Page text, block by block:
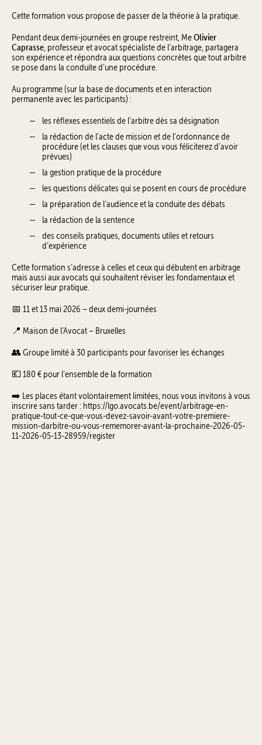
Cette formation vous propose de passer de la théorie à la pratique.
Pendant deux demi-journées en groupe restreint, MeOlivier
Caprasse , professeur et avocat spécialiste de l’arbitrage, partagera
son expérience et répondra aux questions concrètes que tout arbitre
se pose dans la conduite d’une procédure.
Au programme (sur la base de documents et en interaction
permanente avec les participants) :
les réflexes essentiels de l’arbitre dès sa désignation
la rédaction de l’acte de mission et de l’ordonnance de
procédure (et les clauses que vous vous féliciterez d’avoir
prévues)
la gestion pratique de la procédure
les questions délicates qui se posent en cours de procédure
la préparation de l’audience et la conduite des débats
la rédaction de la sentence
des conseils pratiques, documents utiles et retours
d’expérience
Cette formation s’adresse à celles et ceux qui débutent en arbitrage
mais aussi aux avocats qui souhaitent réviser les fondamentaux et
sécuriser leur pratique.
📅 11 et 13 mai 2026 – deux demi-journées
📍 Maison de l’Avocat – Bruxelles
👥 Groupe limité à 30 participants pour favoriser les échanges
💶 180 € pour l’ensemble de la formation
➡️ Les places étant volontairement limitées, nous vous invitons à vous
inscrire sans tarder : https://lgo.avocats.be/event/arbitrage-en-
pratique-tout-ce-que-vous-devez-savoir-avant-votre-premiere-
mission-darbitre-ou-vous-rememorer-avant-la-prochaine-2026-05-
11-2026-05-13-28959/register